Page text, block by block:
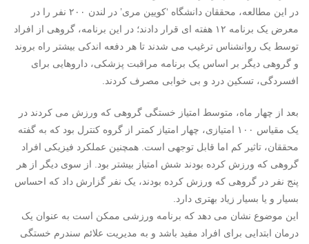
در این مطالعه، محققان دانشگاه ‘کویین مری’ در لندن ۲۰۰ نفر را در
معرض یک برنامه ۱۲ هفته ای قرار دادند؛ در این برنامه، گروهی از افراد
توسط یک روانشناس ترغیب می شدند تا هر دفعه اندکی بیشتر راه بروند
و گروهی دیگر بر اساس یک برنامه مراقبت پزشکی، داروهایی برای
افسردگی، تسکین درد و بی خوابی مصرف کردند.
بعد از چهار ماه، متوسط امتیاز خستگی گروهی که ورزش می کردند در
یک مقیاس ۱۰۰ امتیازی، چهار امتیاز کمتر از گروه کنترل بود که به گفته
محققان، تاثیر کم اما قابل توجهی است. همچنین عملکرد فیزیکی افراد
گروهی که ورزش کرده بودند شش امتیاز بیشتر بود. از سوی دیگر از هر
پنج نفر در گروهی که ورزش کرده بودند، یک نفر گزارش داد که احساس
بسیار و یا بسیار زیاد بهتری دارد.
این موضوع نشان می دهد که برنامه ورزشی ممکن است به عنوان یک
درمان ابتدایی برای افراد مفید باشد و به مدیریت علائم سندرم خستگی